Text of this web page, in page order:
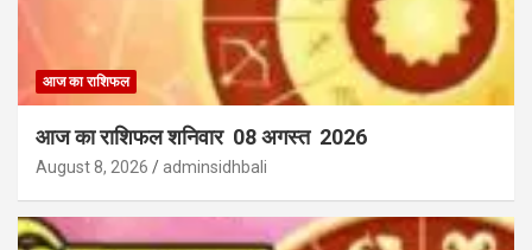
आज का राशिफल
आज का राशिफल शनिवार 08 अगस्त 2026
August 8, 2026 adminsidhbali